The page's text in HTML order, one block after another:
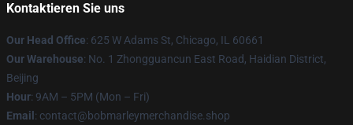
Kontaktieren Sie uns
Our Head Office: 625 W Adams St, Chicago, IL 60661
Our Warehouse: No. 1 Zhongguancun East Road, Haidian District,
Beijing
Hour: 9AM – 5PM (Mon – Fri)
Email : contact@bobmarleymerchandise.shop